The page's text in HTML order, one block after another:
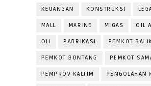
KEUANGAN KONSTRUKSI
MALL MARINE MIGAS OIL
OLI PABRIKASI PEMKOT
PEMKOT BONTANG PEMKOT
PEMPROV KALTIM PENGOLAHAN